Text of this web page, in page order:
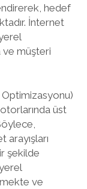
hedef
İnternet
ve müşteri
üst
şekilde
ve